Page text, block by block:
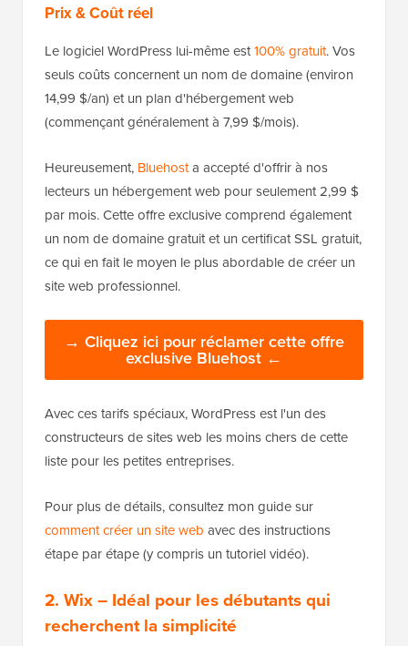
Prix & Coût réel
Le logiciel WordPress lui-même est100% gratuit. Vos
seuls coûts concernent un nom de domaine (environ
14,99 $/an) et un plan d'hébergement web
(commençant généralement à 7,99 $/mois).
Heureusement, Bluehosta accepté d'offrir à nos
lecteurs un hébergement web pour seulement 2,99 $
par mois. Cette offre exclusive comprend également
un nom de domaine gratuit et un certificat SSL gratuit,
ce qui en fait le moyen le plus abordable de créer un
site web professionnel.
→ Cliquez ici pour réclamer cette offre
exclusive Bluehost ←
Avec ces tarifs spéciaux, WordPress est l'un des
constructeurs de sites web les moins chers de cette
liste pour les petites entreprises.
Pour plus de détails, consultez mon guide sur
comment créer un site web avec des instructions
étape par étape (y compris un tutoriel vidéo).
2. Wix– Idéal pour les débutants qui
recherchent la simplicité